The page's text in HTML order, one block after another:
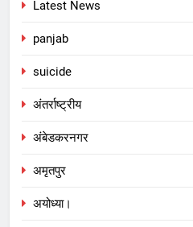
Latest News
panjab
suicide
अंतर्राष्ट्रीय
अंबेडकरनगर
अमृतपुर
अयोध्या।